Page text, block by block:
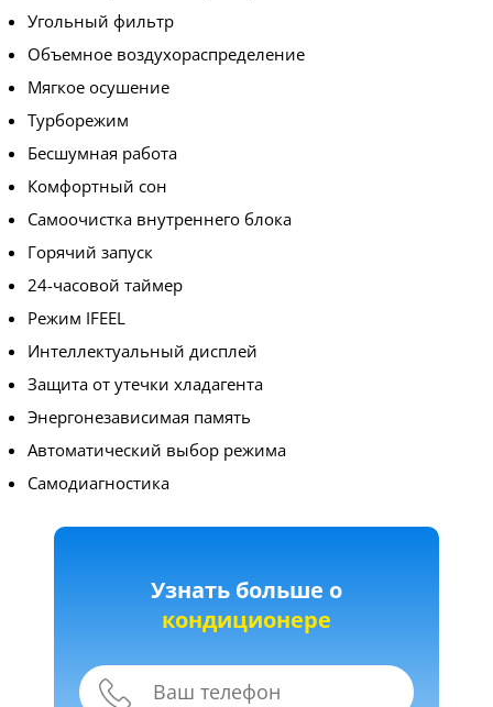
Угольный фильтр
Объемное воздухораспределение
Мягкое осушение
Турборежим
Бесшумная работа
Комфортный сон
Самоочистка внутреннего блока
Горячий запуск
24-часовой таймер
Режим IFEEL
Интеллектуальный дисплей
Защита от утечки хладагента
Энергонезависимая память
Автоматический выбор режима
Самодиагностика
Узнать больше о
кондиционере